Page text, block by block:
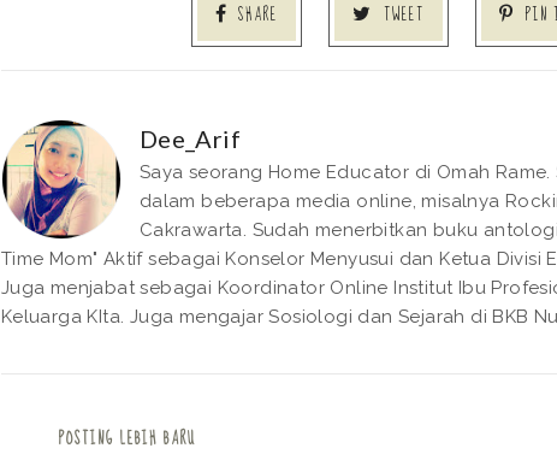
SHARE TWEET PIN
Dee_Arif
Saya seorang Home Educator di Omah
dalam beberapa media online, misalnya
Cakrawarta. Sudah menerbitkan buku
Time Mom" Aktif sebagai Konselor Menyusui dan Ketua Divisi
Juga menjabat sebagai Koordinator Online Institut Ibu
Keluarga KIta. Juga mengajar Sosiologi dan Sejarah di BKB
POSTING LEBIH BARU